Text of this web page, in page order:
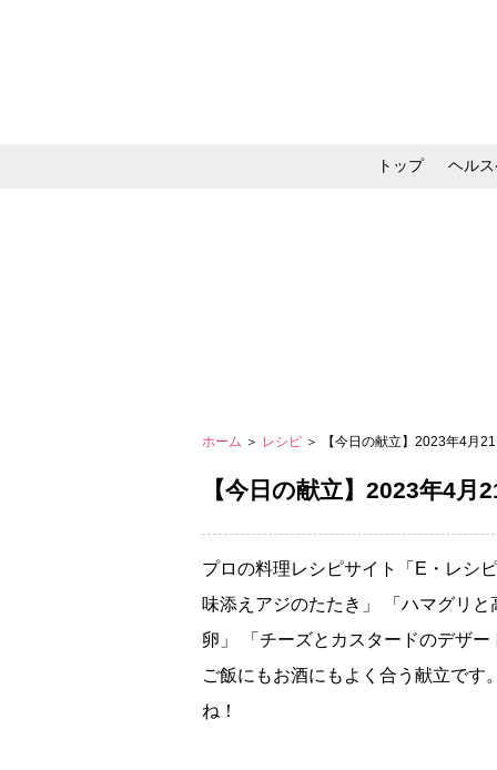
トップ ヘル
ホーム ＞ レシピ ＞ 【今日の献立】2023年4月
【今日の献立】2023年4
プロの料理レシピサイト「E・レシ
味添えアジのたたき」 「ハマグリ
卵」 「チーズとカスタードのデザー
ご飯にもお酒にもよく合う献立です
ね！